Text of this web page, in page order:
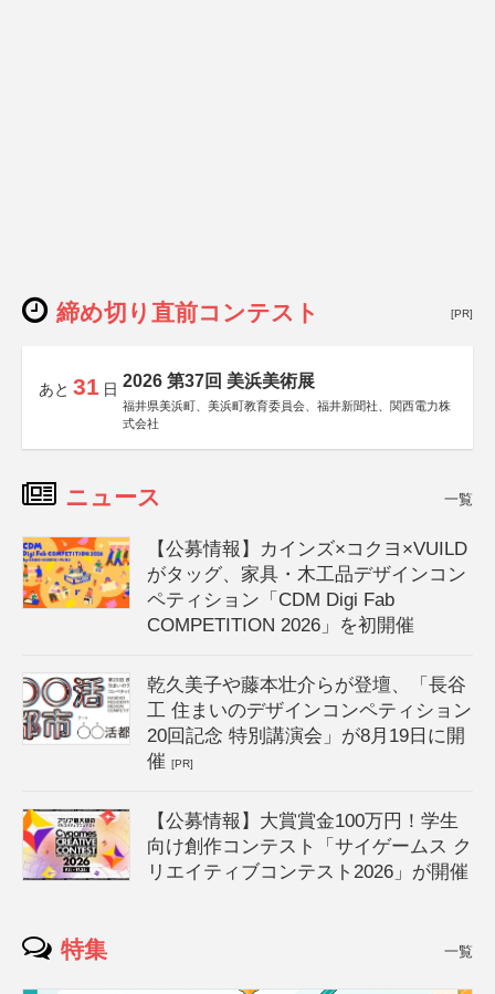
締め切り直前コンテスト [PR]
あと 31 日 2026 第37回 美浜美術展
福井県美浜町、美浜町教育委員会、福井新聞社、関西電力株
式会社
ニュース 一覧
【公募情報】カインズ×コクヨ×VUILD
がタッグ、家具・木工品デザインコン
ペティション「CDM Digi Fab
COMPETITION 2026」を初開催
乾久美子や藤本壮介らが登壇、「長谷
工 住まいのデザインコンペティション
20回記念 特別講演会」が8月19日に開
催[PR]
【公募情報】大賞賞金100万円！学生
向け創作コンテスト「サイゲームス ク
リエイティブコンテスト2026」が開催
特集 一覧